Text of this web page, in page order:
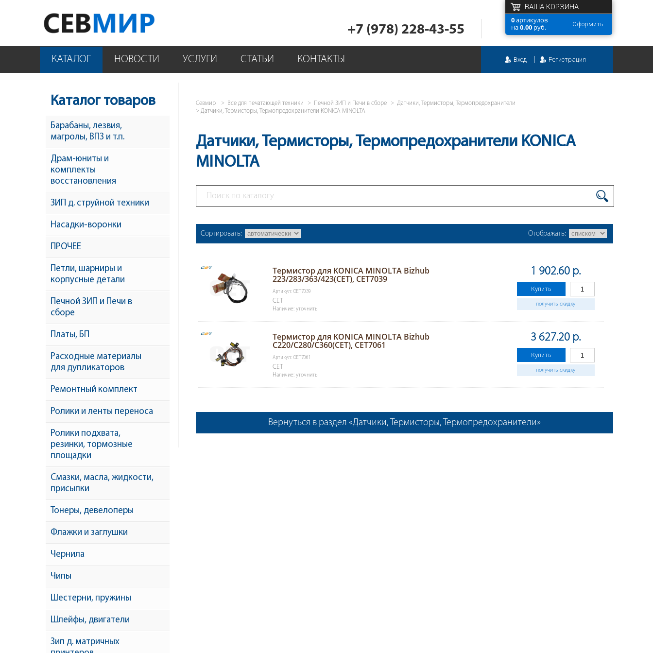
+7 (978) 228-43-55 Оформить
ВАША КОРЗИНА
0артикулов
на0.00 руб.
Вход Регистрация
КАТАЛОГ НОВОСТИ УСЛУГИ СТАТЬИ КОНТАКТЫ
Севмир Все для печатающей техники Печной ЗИП и Печи в сборе
Датчики, Термисторы, Термопредохранители
Датчики, Термисторы, Термопредохранители KONICA MINOLTA
Датчики, Термисторы, Термопредохранители KONICA
MINOLTA
Сортировать: Отображать:
Термистор для KONICA MINOLTA Bizhub
223/283/363/423(CET), CET7039
Артикул: CET7039
CET
Наличие: уточнить
1 902.60 р.
Купить
получить скидку
Термистор для KONICA MINOLTA Bizhub
C220/C280/C360(CET), CET7061
Артикул: CET7061
CET
Наличие: уточнить
3 627.20 р.
Купить
получить скидку
Вернуться в раздел «Датчики, Термисторы, Термопредохранители»
Каталог товаров
Барабаны, лезвия,
магролы, ВПЗ и т.п.
Драм-юниты и
комплекты
восстановления
ЗИП д. струйной техники
Насадки-воронки
ПРОЧЕЕ
Петли, шарниры и
корпусные детали
Печной ЗИП и Печи в
сборе
Платы, БП
Расходные материалы
для дупликаторов
Ремонтный комплект
Ролики и ленты переноса
Ролики подхвата,
резинки, тормозные
площадки
Смазки, масла, жидкости,
присыпки
Тонеры, девелоперы
Флажки и заглушки
Чернила
Чипы
Шестерни, пружины
Шлейфы, двигатели
Зип д. матричных